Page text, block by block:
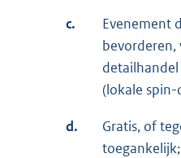
c.
Evenement
(lokale
d.
Gratis, of
toegankelijk;